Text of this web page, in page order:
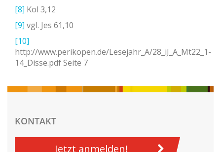
[8] Kol 3,12
[9] vgl. Jes 61,10
[10]
http://www.perikopen.de/Lesejahr_A/28_iJ_A_Mt22_1-
14_Disse.pdf Seite 7
KONTAKT
Jetzt anmelden!